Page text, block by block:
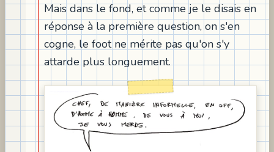
Mais dans le fond, et comme je le disais en
réponse à la première question, on s'en
cogne, le foot ne mérite pas qu'on s'y
attarde plus longuement.